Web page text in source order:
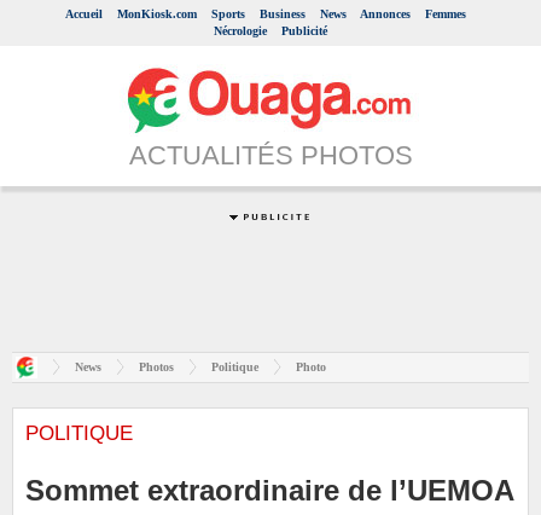
Accueil MonKiosk.com Sports Business News Annonces
Femmes
Nécrologie
Publicité
ACTUALITÉS PHOTOS
News Photos Politique Photo
POLITIQUE
Sommet extraordinaire de l’UEMOA